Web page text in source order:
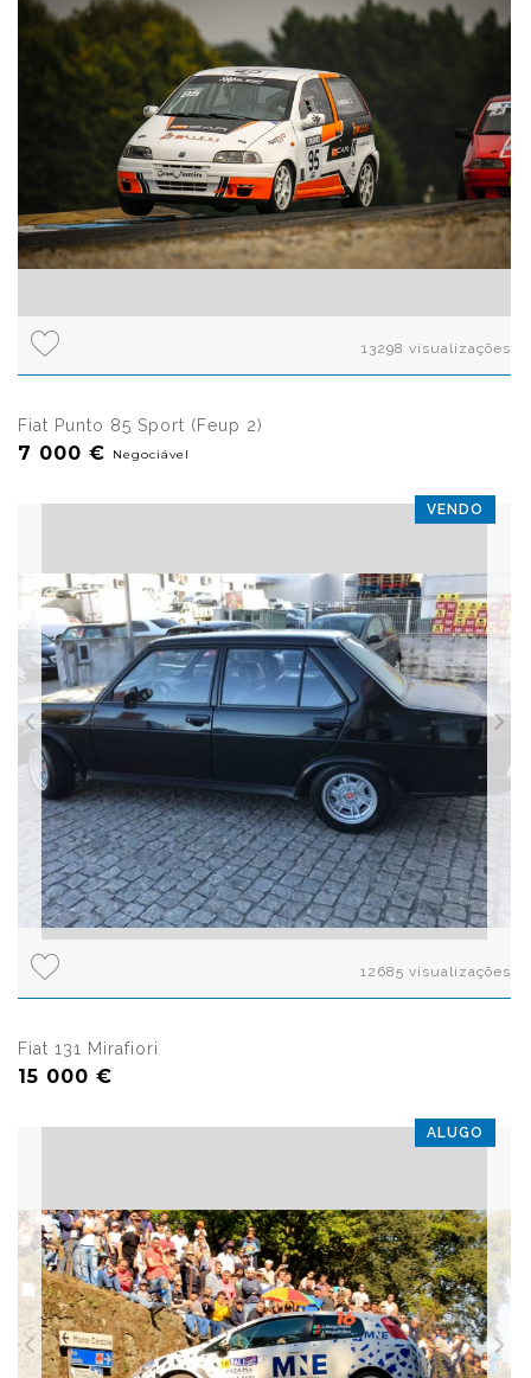
13298 visualizações
Fiat Punto 85 Sport (Feup 2)
7 000 € Negociável
VENDO
12685 visualizações
Fiat 131 Mirafiori
15 000 €
ALUGO